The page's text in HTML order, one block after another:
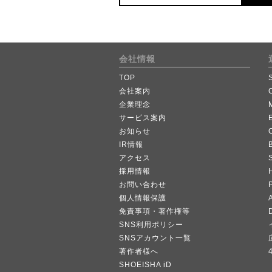
会社情報
TOP
会社案内
企業理念
サービス案内
お知らせ
IR情報
アクセス
採用情報
お問い合わせ
個人情報保護
免責事項・著作権等
SNS利用ポリシー
SNSアカウント一覧
著作者様へ
SHOEISHA iD